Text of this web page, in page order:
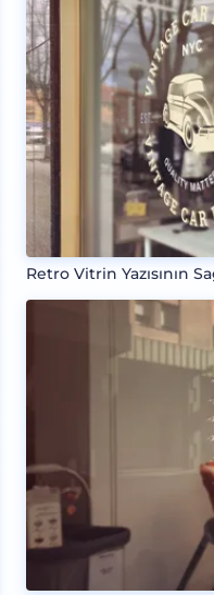
Retro Vitrin Yazısının